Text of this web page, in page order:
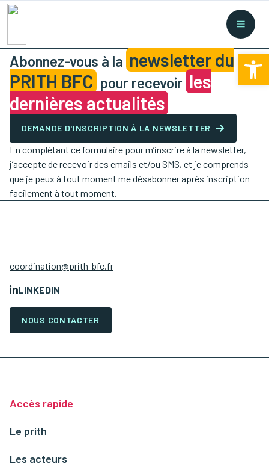
Collectes Nouvelles législations/
Formations/...
Abonnez-vous à la newsletter du
PRITH BFC pour recevoir les
dernières actualités
DEMANDE D'INSCRIPTION À LA NEWSLETTER
En complétant ce formulaire pour m’inscrire à la newsletter,
j’accepte de recevoir des emails et/ou SMS, et je comprends
que je peux à tout moment me désabonner après inscription
facilement à tout moment.
coordination@prith-bfc.fr
LINKEDIN
NOUS CONTACTER
Accès rapide
Le prith
Les acteurs